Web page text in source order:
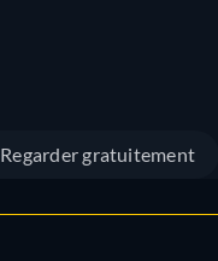
Regarder gratuitement